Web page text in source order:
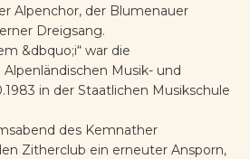
Alpenchor, der Blumenauer
Dreigsang.
&dbquo;i“ war die
Musik- und
in der Staatlichen Musikschule
des Kemnather
Zitherclub ein erneuter Ansporn,